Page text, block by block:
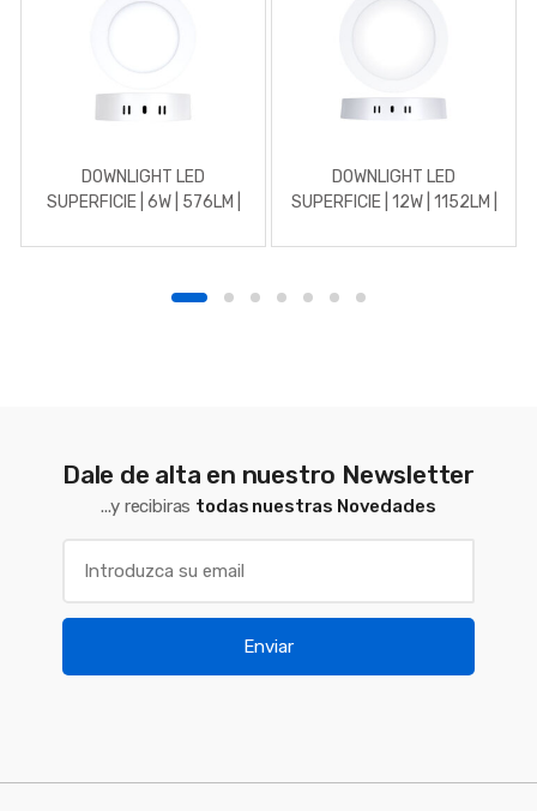
DOWNLIGHT LED
SUPERFICIE | 6W | 576LM |
BLANCO
DOWNLIGHT LED
SUPERFICIE | 12W | 1152LM |
BLANCO
Dale de alta en nuestro Newsletter
...y recibiras todas nuestras Novedades
Enviar